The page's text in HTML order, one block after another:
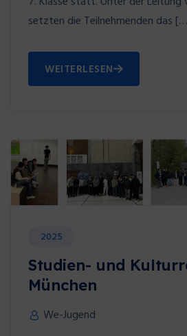
setzten die Teilnehmenden das
WEITERLESEN
2025
Studien- und
München
We-Jugend